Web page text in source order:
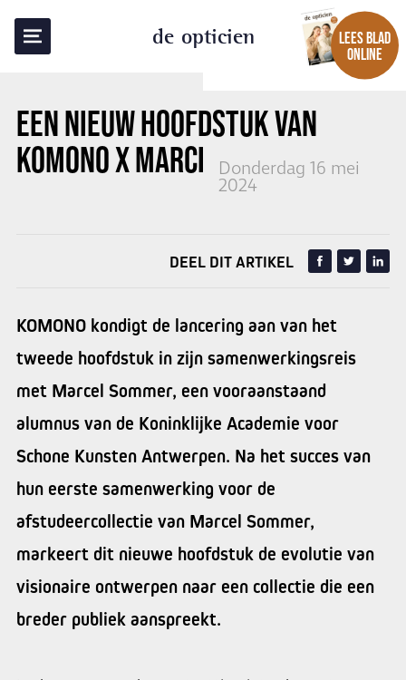
de opticien
LEES BLAD
ONLINE
EEN NIEUW HOOFDSTUK VAN
KOMONO X MARCEL SOMMER
Donderdag 16 mei
2024
TERUG NAAR OVERZICHT
DEEL DIT ARTIKEL
KOMONO kondigt de lancering aan van het
tweede hoofdstuk in zijn samenwerkingsreis
met Marcel Sommer, een vooraanstaand
alumnus van de Koninklijke Academie voor
Schone Kunsten Antwerpen. Na het succes van
hun eerste samenwerking voor de
afstudeercollectie van Marcel Sommer,
markeert dit nieuwe hoofdstuk de evolutie van
visionaire ontwerpen naar een collectie die een
breder publiek aanspreekt.